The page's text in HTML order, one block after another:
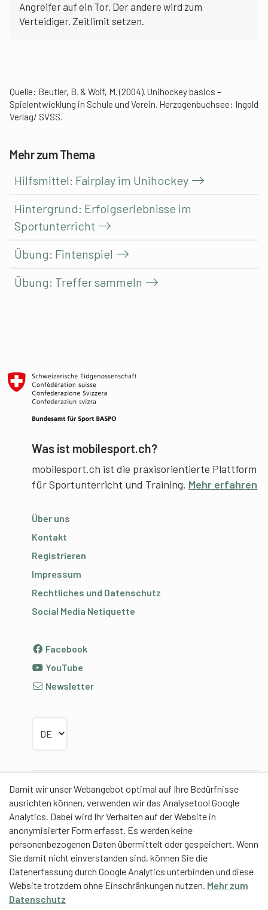
Damit wir unser Webangebot optimal auf Ihre Bedürfnisse
ausrichten können, verwenden wir das Analysetool Google
Analytics. Dabei wird Ihr Verhalten auf der Website in
anonymisierter Form erfasst. Es werden keine
personenbezogenen Daten übermittelt oder gespeichert. Wenn
Sie damit nicht einverstanden sind, können Sie die
Datenerfassung durch Google Analytics unterbinden und diese
Website trotzdem ohne Einschränkungen nutzen. Mehr zum
Datenschutz
Angreifer auf ein Tor. Der andere wird zum
Verteidiger. Zeitlimit setzen.
Quelle: Beutler, B. & Wolf, M. (2004). Unihockey basics –
Spielentwicklung in Schule und Verein. Herzogenbuchsee: Ingold
Verlag/ SVSS.
Mehr zum Thema
Hilfsmittel: Fairplay im Unihockey
Hintergrund: Erfolgserlebnisse im
Sportunterricht
Übung: Fintenspiel
Übung: Treffer sammeln
Was ist mobilesport.ch?
mobilesport.ch ist die praxisorientierte Plattform
für Sportunterricht und Training. Mehr erfahren
Über uns
Kontakt
Registrieren
Impressum
Rechtliches und Datenschutz
Social Media Netiquette
Facebook
YouTube
Newsletter
Partner
Contentpartner
Eidgenössische Hochschule für Sport Magglingen
EHSM